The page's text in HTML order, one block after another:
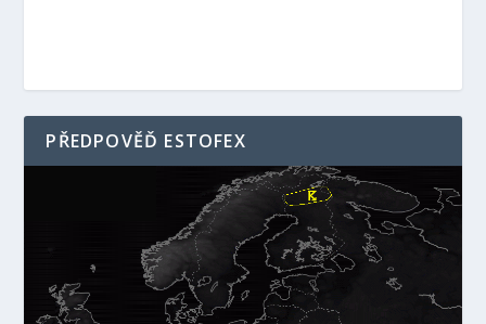
PŘEDPOVĚĎ ESTOFEX